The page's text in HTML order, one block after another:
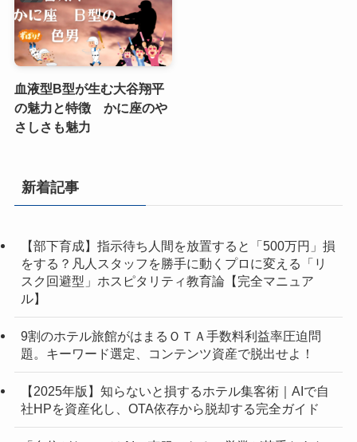
血液型B型が生む大谷翔平
の魅力と特徴 かに座のや
さしさも魅力
新着記事
【部下育成】指示待ち人間を放置すると「500万円」損
をする？凡人スタッフを勝手に動くプロに変える「リ
スク回避型」ホスピタリティ教育論【完全マニュア
ル】
9割のホテル旅館がはまるＯＴＡ手数料利益率圧迫問
題。キーワード選定、コンテンツ資産で脱出せよ！
【2025年版】知らないと損するホテル集客術｜AIで自
社HPを資産化し、OTA依存から脱却する完全ガイド